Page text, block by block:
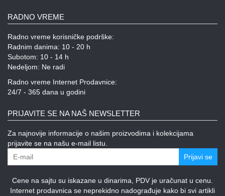
RADNO VREME
Radno vreme korisničke podrške:
Radnim danima: 10 - 20 h
Subotom: 10 - 14 h
Nedeljom: Ne radi
Radno vreme Internet Prodavnice:
24/7 - 365 dana u godini
PRIJAVITE SE NA NAŠ NEWSLETTER
Za najnovije informacije o našim proizvodima i kolekcijama
prijavite se na našu e-mail listu.
Prijavi se
Cene na sajtu su iskazane u dinarima, PDV je uračunat u cenu.
Internet prodavnica se neprekidno nadograđuje kako bi svi artikli